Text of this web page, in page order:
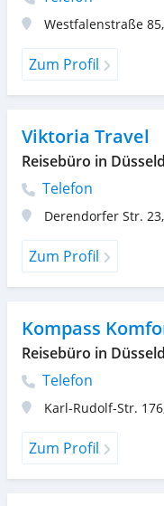
Westfalenstraße 85,
Zum Profil
Viktoria Travel
Reisebüro in
Telefon
Derendorfer Str. 23,
Zum Profil
Kompass
Reisebüro in
Telefon
Karl-Rudolf-Str. 176
Zum Profil